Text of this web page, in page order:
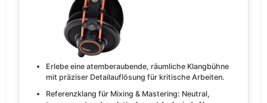
Erlebe eine atemberaubende, räumliche Klangbühne
mit präziser Detailauflösung für kritische Arbeiten.
Referenzklang für Mixing & Mastering: Neutral,